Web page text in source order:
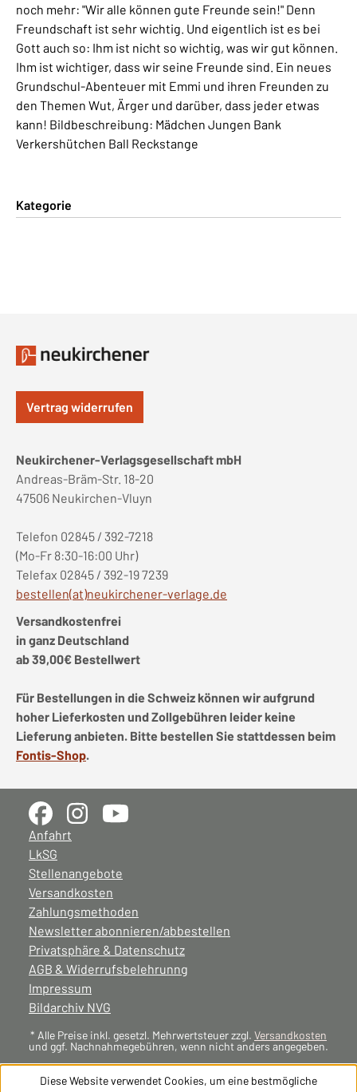
noch mehr: "Wir alle können gute Freunde sein!" Denn
Freundschaft ist sehr wichtig. Und eigentlich ist es bei
Gott auch so: Ihm ist nicht so wichtig, was wir gut können.
Ihm ist wichtiger, dass wir seine Freunde sind. Ein neues
Grundschul-Abenteuer mit Emmi und ihren Freunden zu
den Themen Wut, Ärger und darüber, dass jeder etwas
kann! Bildbeschreibung: Mädchen Jungen Bank
Verkershütchen Ball Reckstange
Kategorie
Vertrag widerrufen
Neukirchener-Verlagsgesellschaft mbH
Andreas-Bräm-Str. 18-20
47506 Neukirchen-Vluyn
Telefon 02845 / 392-7218
(Mo-Fr 8:30-16:00 Uhr)
Telefax 02845 / 392-19 7239
bestellen(at)neukirchener-verlage.de
Versandkostenfrei
in ganz Deutschland
ab 39,00€ Bestellwert
Für Bestellungen in die Schweiz können wir aufgrund
hoher Lieferkosten und Zollgebühren leider keine
Lieferung anbieten. Bitte bestellen Sie stattdessen beim
Fontis-Shop.
Anfahrt
LkSG
Stellenangebote
Versandkosten
Zahlungsmethoden
Newsletter abonnieren/abbestellen
Privatsphäre & Datenschutz
AGB & Widerrufsbelehrunng
Impressum
Bildarchiv NVG
* Alle Preise inkl. gesetzl. Mehrwertsteuer zzgl. Versandkosten
und ggf. Nachnahmegebühren, wenn nicht anders angegeben.
Diese Website verwendet Cookies, um eine bestmögliche